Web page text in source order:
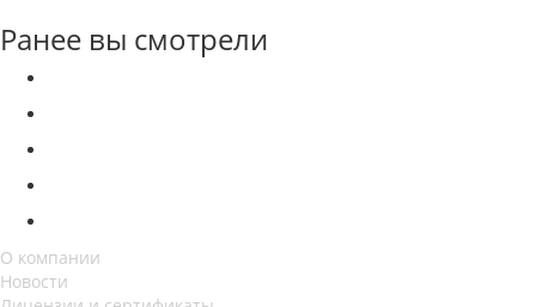
Ранее вы смотрели
О компании
Новости